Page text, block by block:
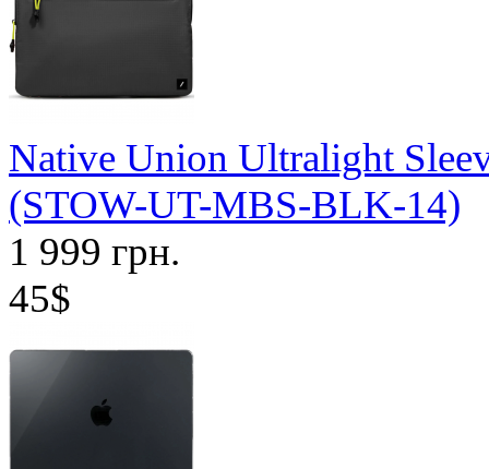
Native Union Ultralight
(STOW-UT-MBS-BLK-14)
1 999 грн.
45$